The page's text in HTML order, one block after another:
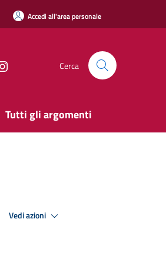
Accedi all'area personale
Cerca
Tutti gli argomenti
Vedi azioni